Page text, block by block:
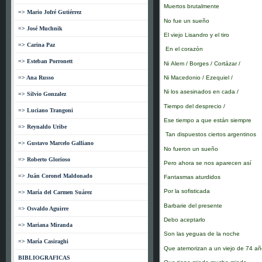
=> Mario Jofré Gutiérrez
=> José Muchnik
=> Carina Paz
=> Esteban Porronett
=> Ana Russo
=> Silvio Gonzalez
=> Luciano Trangoni
=> Reynaldo Uribe
=> Gustavo Marcelo Galliano
=> Roberto Glorioso
=> Juán Coronel Maldonado
=> María del Carmen Suárez
=> Osvaldo Aguirre
=> Mariana Miranda
=> María Casiraghi
BIBLIOGRAFICAS
Muertos brutalmente
No fue un sueño
El viejo Lisandro y el tiro
En el corazón
Ni Alem / Borges / Cortázar /
Ni Macedonio / Ezequiel /
Ni los asesinados en cada /
Tiempo del desprecio /
Ese tiempo a que están siempre
Tan dispuestos ciertos argentinos
No fueron un sueño
Pero ahora se nos aparecen así
Fantasmas aturdidos
Por la sofisticada
Barbarie del presente
Debo aceptarlo
Son las yeguas de la noche
Que atemorizan a un viejo de 74